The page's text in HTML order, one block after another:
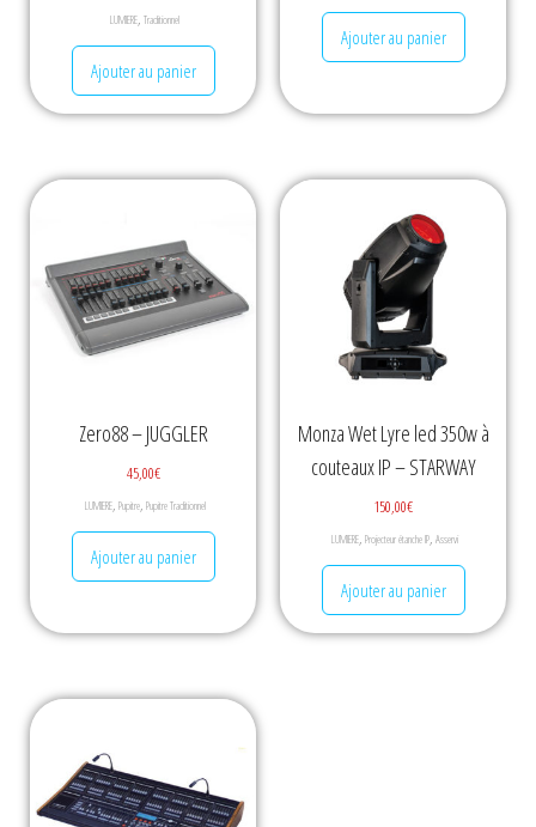
LUMIERE, Traditionnel
Ajouter au panier
Ajouter au panier
Zero88 – JUGGLER
45,00€
LUMIERE, Pupitre, Pupitre Traditionnel
Ajouter au panier
Monza Wet Lyre led 350w à
couteaux IP – STARWAY
150,00€
LUMIERE, Projecteur étanche IP, Asservi
Ajouter au panier